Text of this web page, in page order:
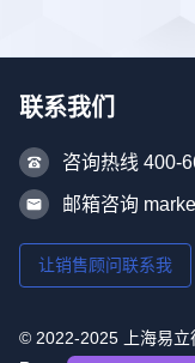
联系我们
咨询热线 400-
邮箱咨询
让销售顾问联系我
© 2022-2025 上海易立